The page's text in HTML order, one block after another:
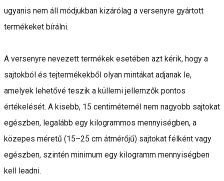
ugyanis nem áll módjukban kizárólag a versenyre gyártott
termékeket bírálni.
A versenyre nevezett termékek esetében azt kérik, hogy a
sajtokból és tejtermékekből olyan mintákat adjanak le,
amelyek lehetővé teszik a küllemi jellemzők pontos
értékelését. A kisebb, 15 centiméternél nem nagyobb sajtokat
egészben, legalább egy kilogrammos mennyiségben, a
közepes méretű (15–25 cm átmérőjű) sajtokat félként vagy
egészben, szintén minimum egy kilogramm mennyiségben
kell leadni.